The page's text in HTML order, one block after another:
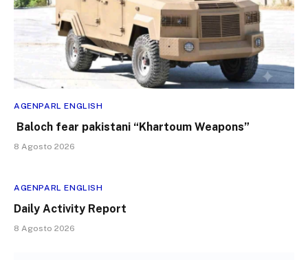
AGENPARL ENGLISH
Baloch fear pakistani “Khartoum Weapons”
8 Agosto 2026
AGENPARL ENGLISH
Daily Activity Report
8 Agosto 2026